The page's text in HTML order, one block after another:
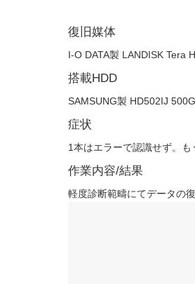
復旧媒体
I-O DATA製 LANDISK Tera
搭載HDD
SAMSUNG製 HD502IJ
症状
1本はエラーで認識せず。も
作業内容/結果
軽度診断範疇にてデータの